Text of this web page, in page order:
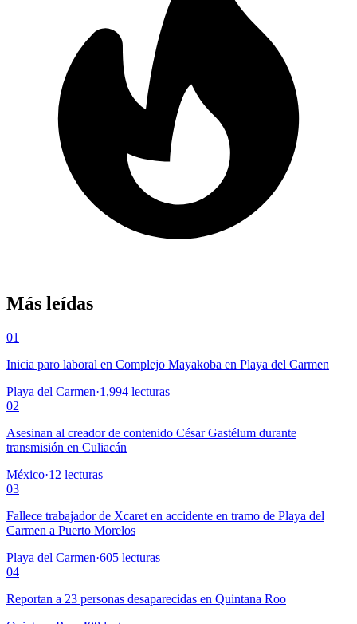
Más leídas
01
Inicia paro laboral en Complejo Mayakoba en Playa del Carmen
Playa del Carmen·1,994 lecturas
02
Asesinan al creador de contenido César Gastélum durante
transmisión en Culiacán
México·12 lecturas
03
Fallece trabajador de Xcaret en accidente en tramo de Playa del
Carmen a Puerto Morelos
Playa del Carmen·605 lecturas
04
Reportan a 23 personas desaparecidas en Quintana Roo